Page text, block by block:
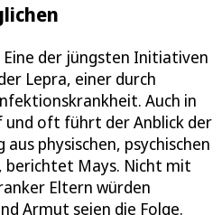
der jüngsten Initiativen
Lepra, einer durch
Auch in
oft führt der Anblick der
physischen, psychischen
berichtet Mays. Nicht mit
Eltern würden
Armut seien die Folge.